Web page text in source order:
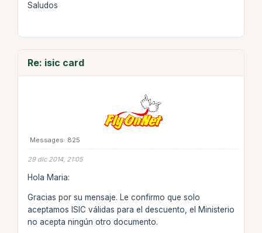
Saludos
Re: isic card
Messages: 825
29 dic 2014, 21:05
Hola Maria:
Gracias por su mensaje. Le confirmo que solo
aceptamos ISIC válidas para el descuento, el Ministerio
no acepta ningún otro documento.